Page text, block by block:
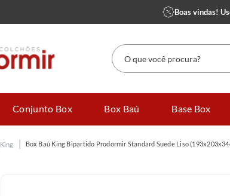
Boas vindas!
O que você procura?
Conjunto Box Box Baú Base Box
King Box Baú King Bipartido Prodormir Standard Suede Liso